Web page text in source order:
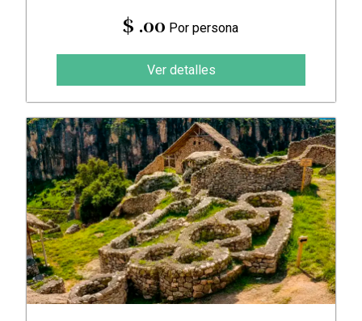
$ .00 Por persona
Ver detalles